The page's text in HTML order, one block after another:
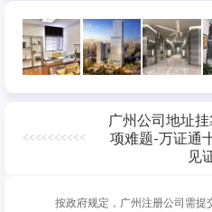
<<<<<<<<<<
广州公司地址
项难题-万证通
见
按政府规定，广州注册公司需